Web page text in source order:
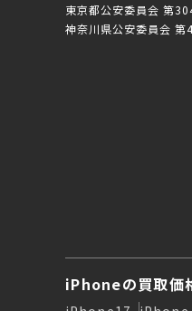
東京都公安委員会 第
神奈川県公安委員会
iPhoneの買取価